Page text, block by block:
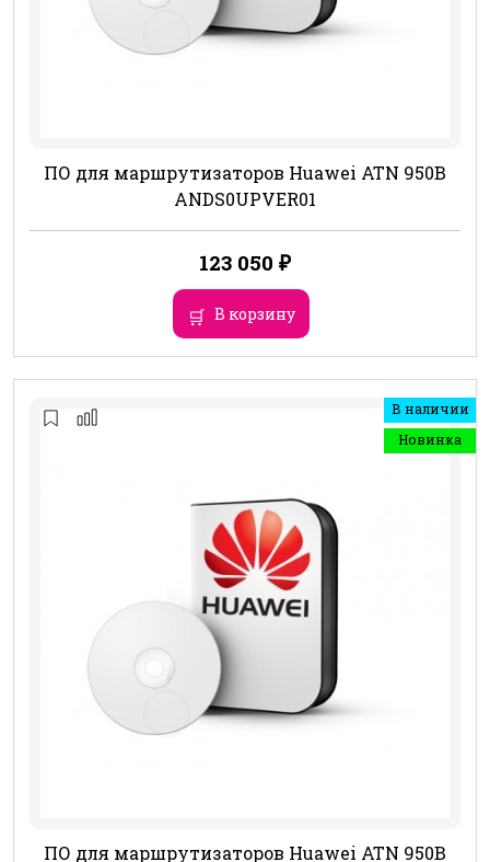
ПО для маршрутизаторов Huawei ATN 950B
ANDS0UPVER01
123 050 ₽
В корзину
В наличии
Новинка
ПО для маршрутизаторов Huawei ATN 950B